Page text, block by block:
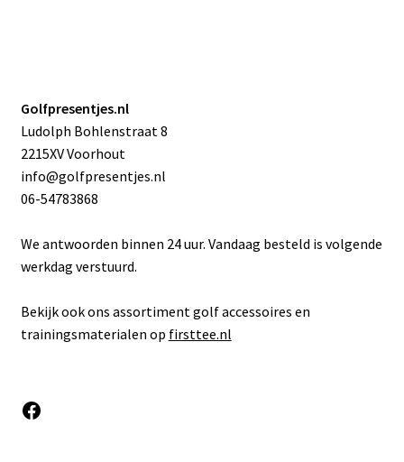
Golfpresentjes.nl
Ludolph Bohlenstraat 8
2215XV Voorhout
info@golfpresentjes.nl
06-54783868
We antwoorden binnen 24 uur. Vandaag besteld is volgende
werkdag verstuurd.
Bekijk ook ons assortiment golf accessoires en
trainingsmaterialen op firsttee.nl
Facebook